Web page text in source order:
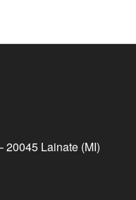
20045 Lainate (MI)